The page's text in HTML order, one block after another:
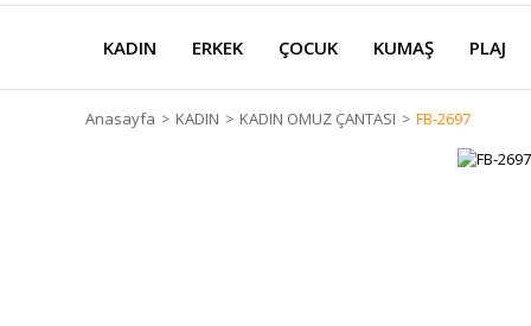
KADIN ERKEK ÇOCUK KUMAŞ PLAJ
Anasayfa KADIN KADIN OMUZ ÇANTASI FB-2697